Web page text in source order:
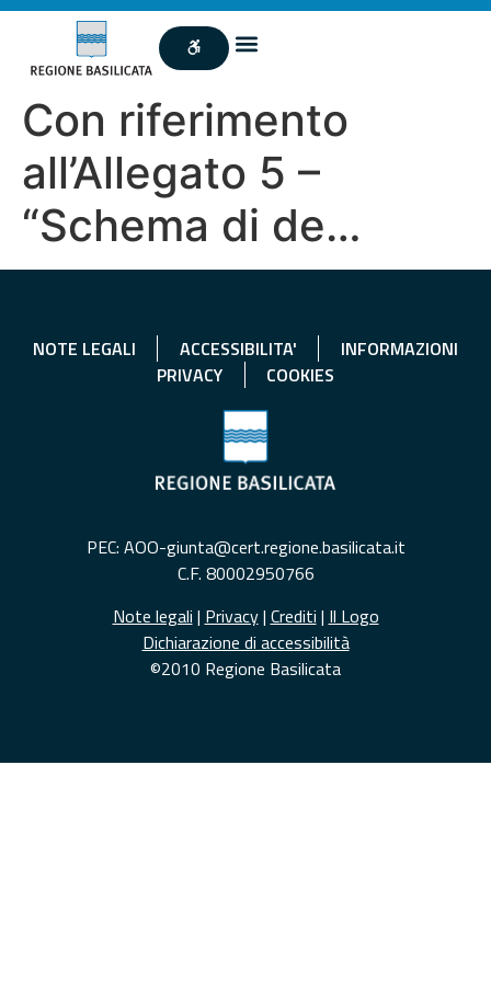
Con riferimento
all’Allegato 5 –
“Schema di de…
NOTE LEGALI ACCESSIBILITA'
INFORMAZIONI
PRIVACY
COOKIES
PEC: AOO-giunta@cert.regione.basilicata.it
C.F. 80002950766
Note legali | Privacy| Crediti | Il Logo
Dichiarazione di accessibilità
©2010 Regione Basilicata